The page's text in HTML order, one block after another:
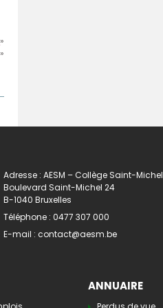
»
»
Adresse : AESM – Collège Saint-Michel
Boulevard Saint-Michel 24
B-1040 Bruxelles
Téléphone : 0477 307 000
E-mail : contact@aesm.be
ANNUAIRE